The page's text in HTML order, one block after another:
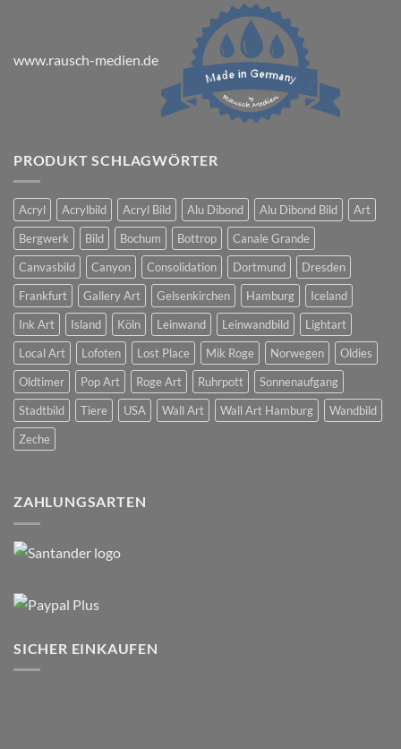
www.rausch-medien.de
PRODUKT SCHLAGWÖRTER
Acryl Acrylbild Acryl Bild Alu Dibond Alu Dibond Bild
Art
Bergwerk
Bild Bochum Bottrop
Canale Grande
Canvasbild
Canyon Consolidation Dortmund
Dresden
Frankfurt
Gallery Art Gelsenkirchen Hamburg
Iceland
Ink Art
Island Köln Leinwand Leinwandbild
Lightart
Local Art
Lofoten Lost Place Mik Roge Norwegen
Oldies
Oldtimer
Pop Art Roge Art Ruhrpott
Sonnenaufgang
Stadtbild
Tiere USA Wall Art Wall Art Hamburg
Wandbild
Zeche
ZAHLUNGSARTEN
SICHER EINKAUFEN